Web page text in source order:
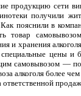
продукцию сети
получили
пояснили в
товар
и хранения
цены и
самовывозом —
алкоголя более